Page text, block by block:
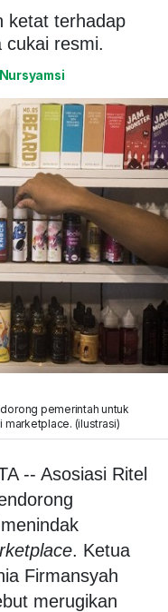
ketat terhadap
cukai resmi.
pemerintah untuk
(ilustrasi)
-- Asosiasi Ritel
. Ketua
Firmansyah
merugikan